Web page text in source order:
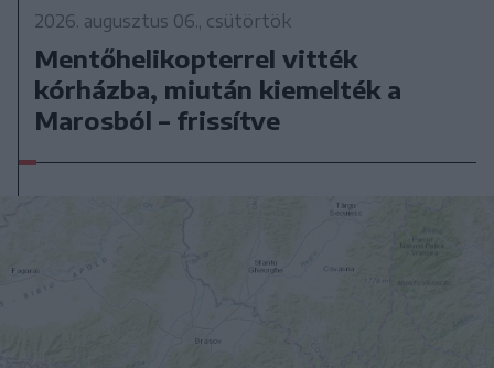
2026. augusztus 06., csütörtök
Mentőhelikopterrel vitték
kórházba, miután kiemelték a
Marosból – frissítve